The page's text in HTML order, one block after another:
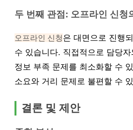
두 번째 관점: 오프라인 신청
오프라인 신청은 대면으로 진행
수 있습니다. 직접적으로 담당
정보 부족 문제를 최소화할 수
소요와 거리 문제로 불편할 수
결론 및 제안